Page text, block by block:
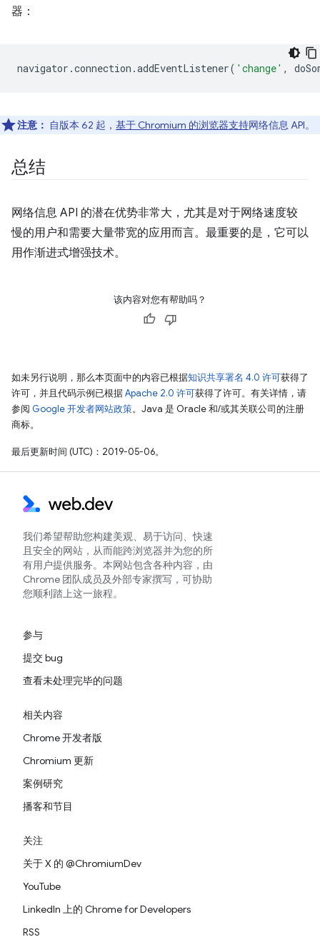
器：
navigator .connection .addEventListener( 'change' ,
注意： 自版本 62 起， 基于 Chromium 的浏览器支持网络信息 API。
总结
网络信息 API 的潜在优势非常大，尤其是对于网络速度较
慢的用户和需要大量带宽的应用而言。最重要的是，它可以
用作渐进式增强技术。
该内容对您有帮助吗？
如未另行说明，那么本页面中的内容已根据知识共享署名 4.0 许可获得了
许可，并且代码示例已根据Apache 2.0 许可获得了许可。有关详情，请
参阅 Google 开发者网站政策。Java 是 Oracle 和/或其关联公司的注册
商标。
最后更新时间 (UTC)：2019-05-06。
我们希望帮助您构建美观、易于访问、快速
且安全的网站，从而能跨浏览器并为您的所
有用户提供服务。本网站包含各种内容，由
Chrome 团队成员及外部专家撰写，可协助
您顺利踏上这一旅程。
参与
提交 bug
查看未处理完毕的问题
相关内容
Chrome 开发者版
Chromium 更新
案例研究
播客和节目
关注
关于 X 的 @ChromiumDev
YouTube
LinkedIn 上的 Chrome for Developers
RSS